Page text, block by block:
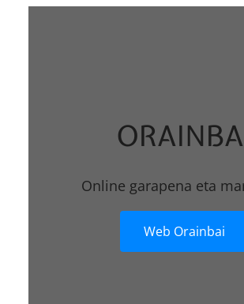
Online garapena eta
Web Orainbai